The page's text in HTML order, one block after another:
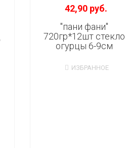
42,90 руб.
"пани фани"
720гр*12шт стекло
огурцы 6-9см
ИЗБРАННОЕ